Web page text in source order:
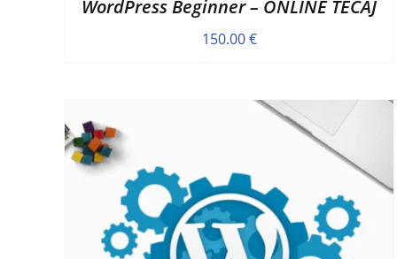
WordPress Beginner – ONLINE TEČAJ
150.00€